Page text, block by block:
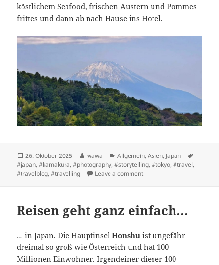
köstlichem Seafood, frischen Austern und Pommes
frittes und dann ab nach Hause ins Hotel.
Posted
on
26. Oktober 2025 Author
wawa Categories
Allgemein,Asien, Japan
#japan,#kamakura,#photography,#storytelling,#tokyo,#travel,
#travelblog,#travelling Leave a commenton Kamakura & der Fuji
Reisen geht ganz einfach…
… in Japan. Die HauptinselHonshuist ungefähr
dreimal so groß wie Österreich und hat 100
Millionen Einwohner. Irgendeiner dieser 100